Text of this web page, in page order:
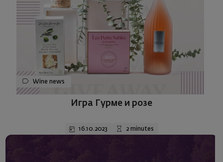
Wine news
Игра Гурме и розе
16.10.2023 2 minutes